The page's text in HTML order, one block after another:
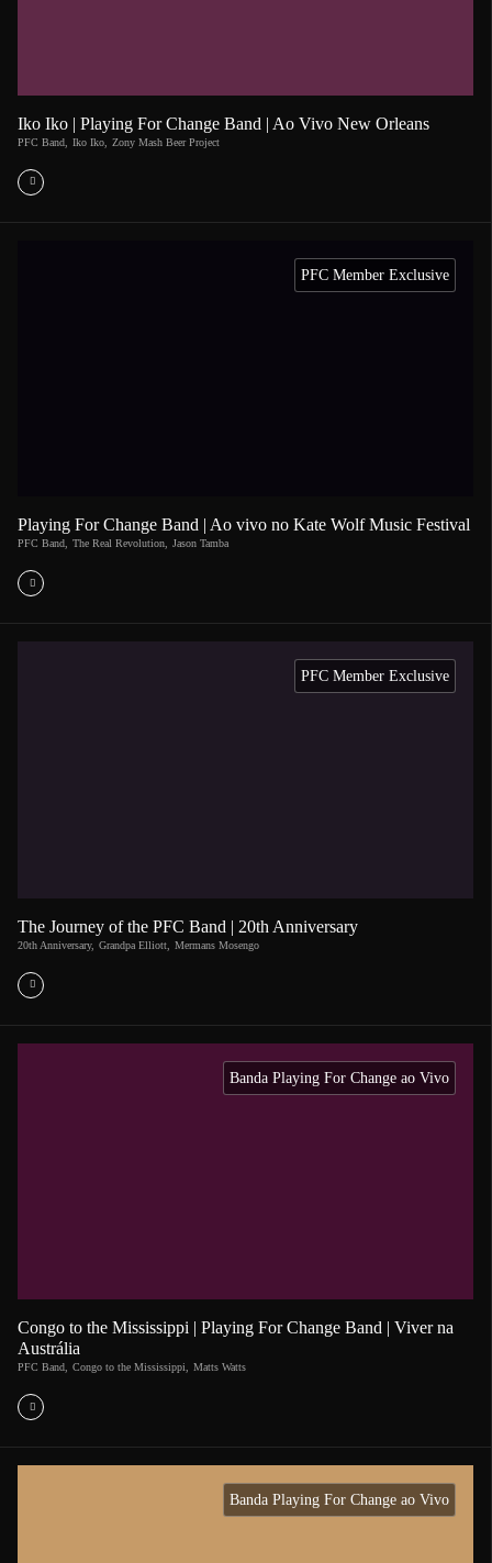
Iko Iko | Playing For Change Band | Ao Vivo New Orleans
PFC Band Iko Iko Zony Mash Beer Project
PFC Member Exclusive
Playing For Change Band | Ao vivo no Kate Wolf Music Festival
PFC Band The Real Revolution Jason Tamba
PFC Member Exclusive
The Journey of the PFC Band | 20th Anniversary
20th Anniversary, Grandpa Elliott Mermans Mosengo
Banda Playing For Change ao Vivo
Congo to the Mississippi | Playing For Change Band | Viver na
Austrália
PFC Band Congo to the Mississippi Matts Watts
Banda Playing For Change ao Vivo